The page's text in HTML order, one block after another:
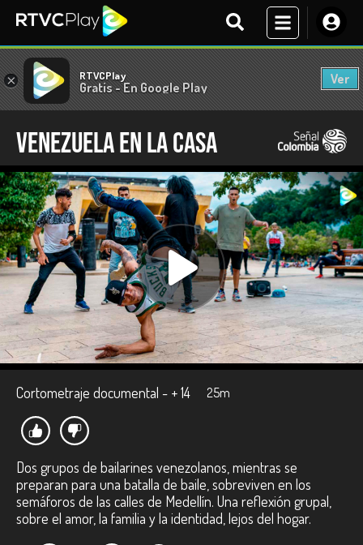
× RTVCPlay
Gratis - En Google Play
Ver
Venezuela en la casa
Cortometraje documental - + 14 25m
Dos grupos de bailarines venezolanos, mientras se
preparan para una batalla de baile, sobreviven en los
semáforos de las calles de Medellín. Una reflexión grupal,
sobre el amor, la familia y la identidad, lejos del hogar.